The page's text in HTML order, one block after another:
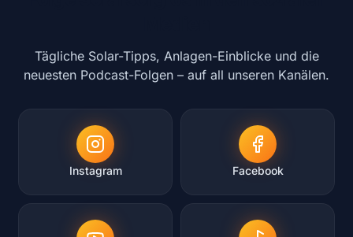
Tägliche Solar-Tipps, Anlagen-Einblicke und die
neuesten Podcast-Folgen – auf all unseren Kanälen.
Instagram Facebook